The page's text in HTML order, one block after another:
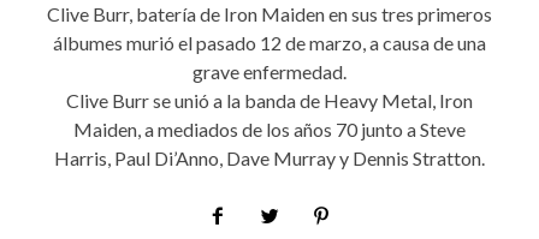
Clive Burr, batería de Iron Maiden en sus tres primeros
álbumes murió el pasado 12 de marzo, a causa de una
grave enfermedad.
Clive Burr se unió a la banda de Heavy Metal, Iron
Maiden, a mediados de los años 70 junto a Steve
Harris, Paul Di’Anno, Dave Murray y Dennis Stratton.